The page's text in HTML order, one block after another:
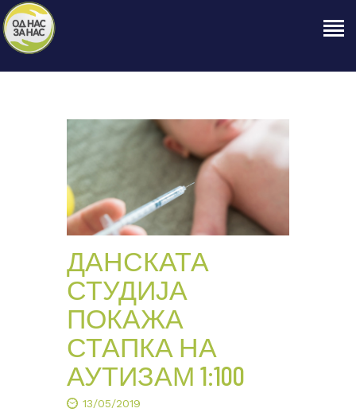
ЗА НАС
НАШЕ ПРАВО
ОБЈАВИ
ПРОЕКТИ
КОНТАКТ
ДАНСКАТА
СТУДИЈА
ПОКАЖА
СТАПКА НА
АУТИЗАМ 1:100
13/05/2019